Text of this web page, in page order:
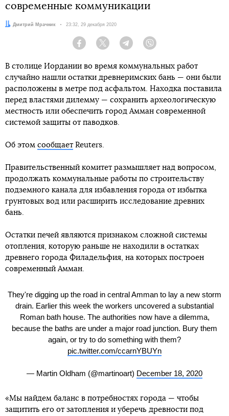
современные коммуникации
Автор:
Дмитрий Мрачник Дата:
23:32, 29 декабря 2020
Facebook Twitter Telegram
В столице Иордании во время коммунальных работ
случайно нашли остатки древнеримских бань — они были
расположены в метре под асфальтом. Находка поставила
перед властями дилемму — сохранить археологическую
местность или обеспечить город Амман современной
системой защиты от паводков.
Об этом сообщает Reuters.
Правительственный комитет размышляет над вопросом,
продолжать коммунальные работы по строительству
подземного канала для избавления города от избытка
грунтовых вод или расширить исследование древних
бань.
Остатки печей являются признаком сложной системы
отопления, которую раньше не находили в остатках
древнего города Филадельфия, на которых построен
современный Амман.
They're digging up the road in central Amman to lay a new storm
drain. Earlier this week the workers uncovered a substantial
Roman bath house. The authorities now have a dilemma,
because the baths are under a major road junction. Bury them
again, or try to do something with them?
pic.twitter.com/ccarnYBUYn
— Martin Oldham (@martinoart) December 18, 2020
«Мы найдем баланс в потребностях города — чтобы
защитить его от затопления и уберечь древности под